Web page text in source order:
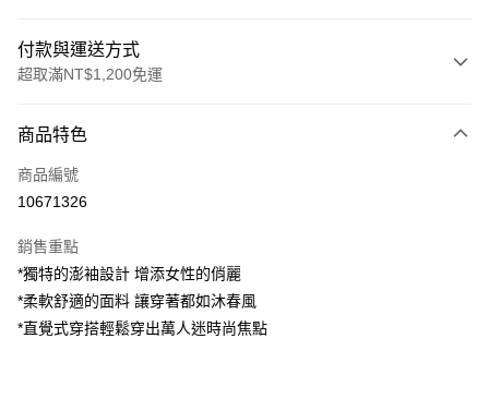
付款與運送方式
超取滿NT$1,200免運
信用卡一次付款
超商取貨付款
Apple Pay
街口支付
商品特色
商品編號
10671326
銷售重點
*獨特的澎袖設計 增添女性的俏麗
*柔軟舒適的面料 讓穿著都如沐春風
*直覺式穿搭輕鬆穿出萬人迷時尚焦點